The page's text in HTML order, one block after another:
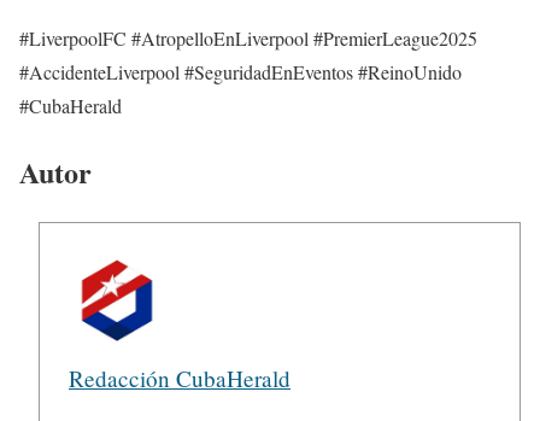
#LiverpoolFC #AtropelloEnLiverpool #PremierLeague2025
#AccidenteLiverpool #SeguridadEnEventos #ReinoUnido
#CubaHerald
Autor
Redacción CubaHerald